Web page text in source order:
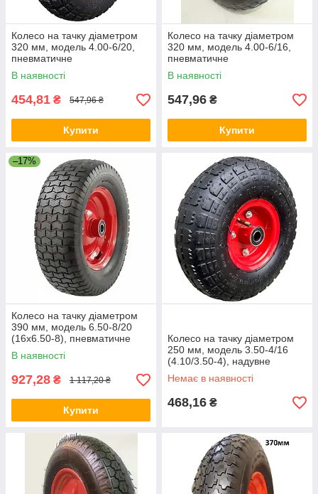
Колесо на тачку діаметром
320 мм, модель 4.00-6/20,
пневматичне
В наявності
454,81 ₴ 547,96 ₴
Купити
Колесо на тачку діаметром
320 мм, модель 4.00-6/16,
пневматичне
В наявності
547,96 ₴
Купити
–17%
Колесо на тачку діаметром
390 мм, модель 6.50-8/20
(16x6.50-8), пневматичне
В наявності
927,28 ₴ 1 117,20 ₴
Купити
Колесо на тачку діаметром
250 мм, модель 3.50-4/16
(4.10/3.50-4), надувне
Немає в наявності
468,16 ₴